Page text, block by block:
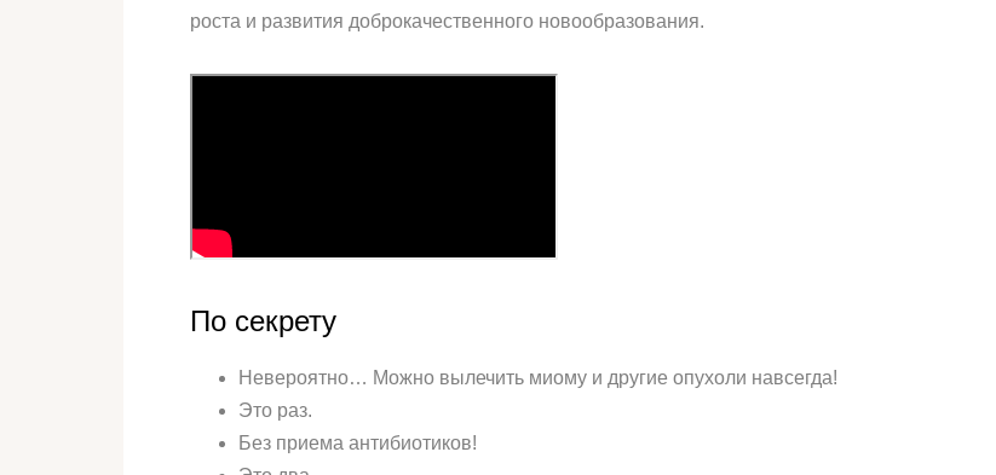
роста и развития доброкачественного новообразования.
По секрету
Невероятно… Можно вылечить миому и другие опухоли навсегда!
Это раз.
Без приема антибиотиков!